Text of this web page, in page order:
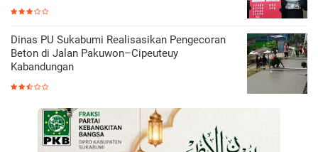
Dinas PU Sukabumi Realisasikan Pengecoran
Beton di Jalan Pakuwon–Cipeuteuy
Kabandungan